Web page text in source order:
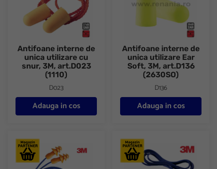
Antifoane interne de
unica utilizare cu
snur, 3M, art.D023
(1110)
D023
Adauga in cos
Antifoane interne de
unica utilizare Ear
Soft, 3M, art.D136
(2630SO)
D136
Adauga in cos
Antifoane interne reutilizabile cu snur, 3M, art.38D9 (1271)
Antifoane interne reutilizabile